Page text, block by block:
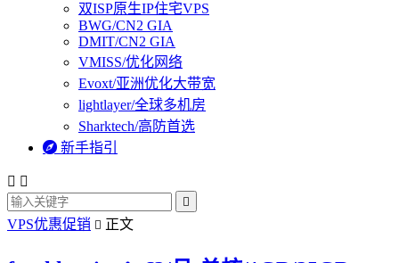
双ISP原生IP住宅VPS
BWG/CN2 GIA
DMIT/CN2 GIA
VMISS/优化网络
Evoxt/亚洲优化大带宽
lightlayer/全球多机房
Sharktech/高防首选
 新手指引
 

VPS优惠促销  正文